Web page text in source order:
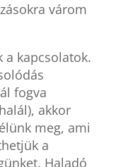
várom
a kapcsolatok.
fogva
akkor
meg, ami
a
Haladó